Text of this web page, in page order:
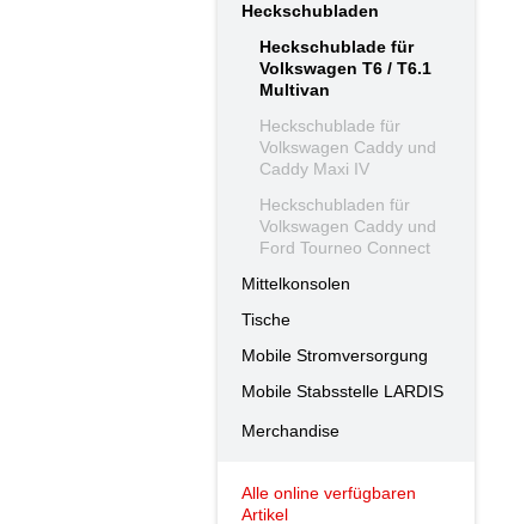
Heckschubladen
Heckschublade für
Volkswagen T6 / T6.1
Multivan
Heckschublade für
Volkswagen Caddy und
Caddy Maxi IV
Heckschubladen für
Volkswagen Caddy und
Ford Tourneo Connect
Mittelkonsolen
Tische
Mobile Stromversorgung
Mobile Stabsstelle LARDIS
Merchandise
Alle online verfügbaren
Artikel